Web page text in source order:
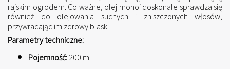
rajskim ogrodem. Co ważne, olej monoi doskonale sprawdza się
również do olejowania suchych i zniszczonych włosów,
przywracając im zdrowy blask.
Parametry techniczne:
Pojemność: 200 ml